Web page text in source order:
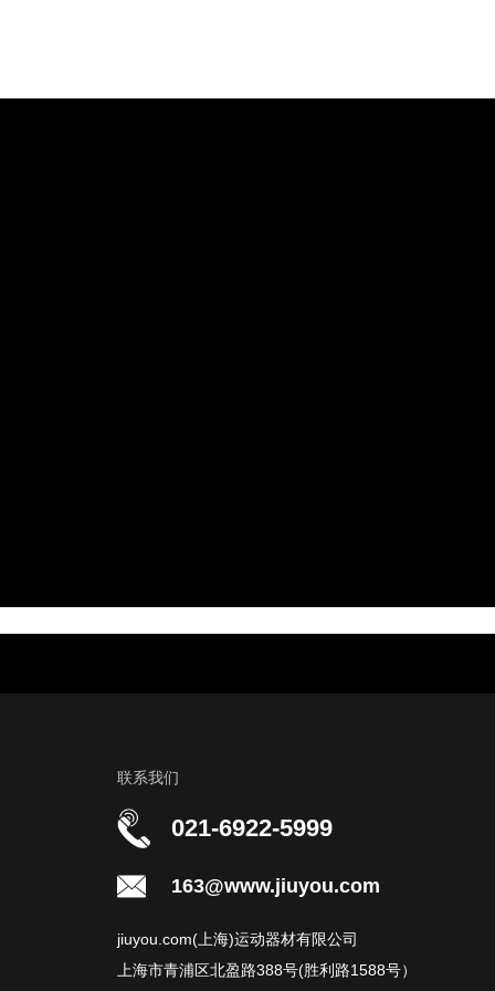
联系我们
021-6922-5999
163@www.jiuyou.com
jiuyou.com(上海)运动器材有限公司
上海市青浦区北盈路388号(胜利路1588号）